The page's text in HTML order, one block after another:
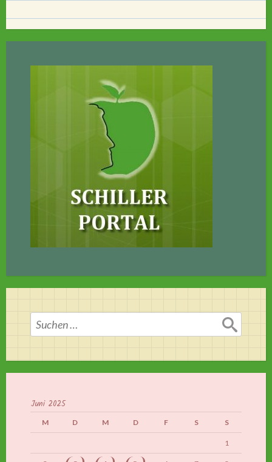
Suchen
nach:
Juni 2025
M D M D F S S
1